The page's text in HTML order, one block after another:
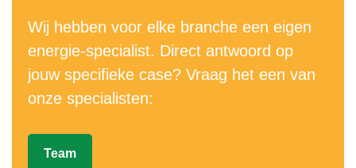
Wij hebben voor elke branche een eigen
energie-specialist. Direct antwoord op
jouw specifieke case? Vraag het een van
onze specialisten:
Team